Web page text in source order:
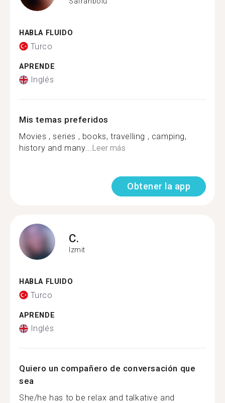
HABLA FLUIDO
Turco
APRENDE
Inglés
Mis temas preferidos
Movies , series , books, travelling , camping,
history and many...Leer más
Obtener la app
C.
Izmit
HABLA FLUIDO
Turco
APRENDE
Inglés
Quiero un compañero de conversación que
sea
She/he has to be relax and talkative and